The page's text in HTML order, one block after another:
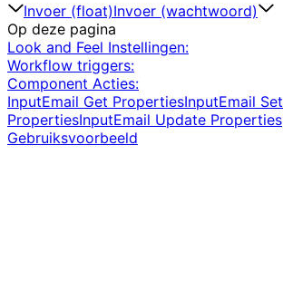
Invoer (float)Invoer (wachtwoord)
Op deze pagina
Look and Feel Instellingen:
Workflow triggers:
Component Acties:
InputEmail Get PropertiesInputEmail Set
PropertiesInputEmail Update Properties
Gebruiksvoorbeeld